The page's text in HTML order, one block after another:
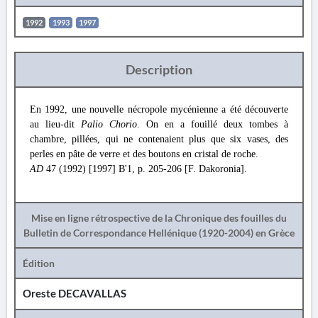
1992 1993 1997
Description
En 1992, une nouvelle nécropole mycénienne a été découverte
au lieu-dit Palio Chorio. On en a fouillé deux tombes à
chambre, pillées, qui ne contenaient plus que six vases, des
perles en pâte de verre et des boutons en cristal de roche.
AD 47 (1992) [1997] Β'1, p. 205-206 [F. Dakoronia].
Mise en ligne rétrospective de la Chronique des fouilles du
Bulletin de Correspondance Hellénique (1920-2004) en Grèce
Édition
Oreste DECAVALLAS